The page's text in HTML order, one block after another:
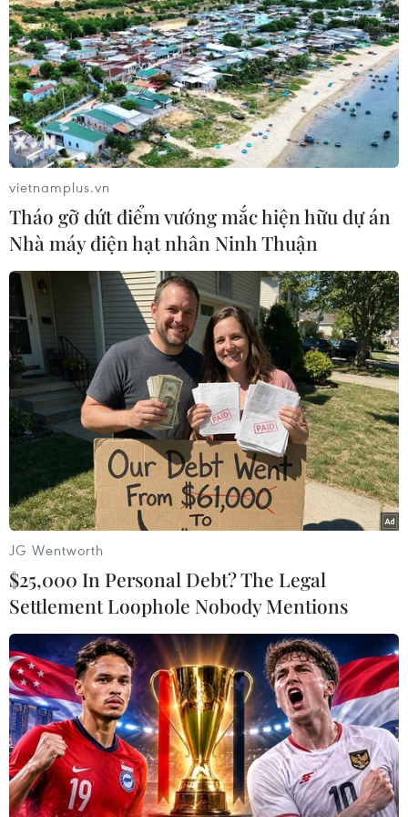
#Châu Phi
#Phòng dịch
#Lây nhiễm #đại dịch
Theo dõi VietnamPlus
TIN LIÊN QUAN
LHQ dự trữ 1 tỷ ống tiêm phục vụ chương
trình tiêm phòng COVID-19
vietnamplus.vn
Tháo gỡ dứt điểm vướng mắc hiện hữu dự án
Nhà máy điện hạt nhân Ninh Thuận
JG Wentworth
$25,000 In Personal Debt? The Legal
Settlement Loophole Nobody Mentions